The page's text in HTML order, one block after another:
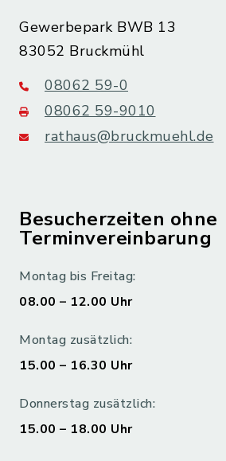
Gewerbepark BWB 13
83052 Bruckmühl
08062 59-0
08062 59-9010
rathaus@bruckmuehl.de
Besucherzeiten ohne
Terminvereinbarung
Montag bis Freitag:
08.00 – 12.00 Uhr
Montag zusätzlich:
15.00 – 16.30 Uhr
Donnerstag zusätzlich:
15.00 – 18.00 Uhr